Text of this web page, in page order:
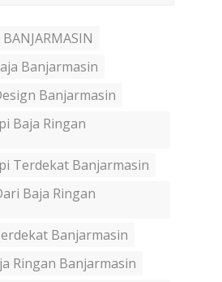
Banjarmasin
Banjarmasin
Baja Ringan
Terdekat Banjarmasin
Baja Ringan
Banjarmasin
Ringan Banjarmasin